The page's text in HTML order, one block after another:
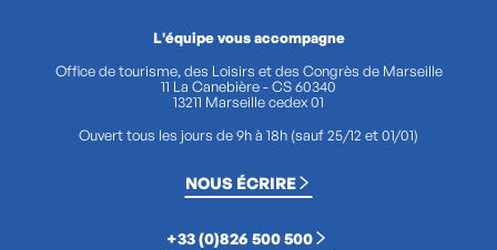
L'équipe vous accompagne
Office de tourisme, des Loisirs et des Congrès de Marseille
11 La Canebière - CS 60340
13211 Marseille cedex 01
Ouvert tous les jours de 9h à 18h (sauf 25/12 et 01/01)
NOUS ÉCRIRE
+33 (0)826 500 500